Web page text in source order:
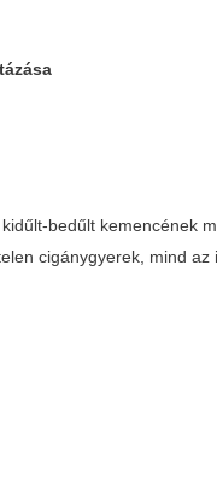
bedűlt kemencének
cigánygyerek, mind